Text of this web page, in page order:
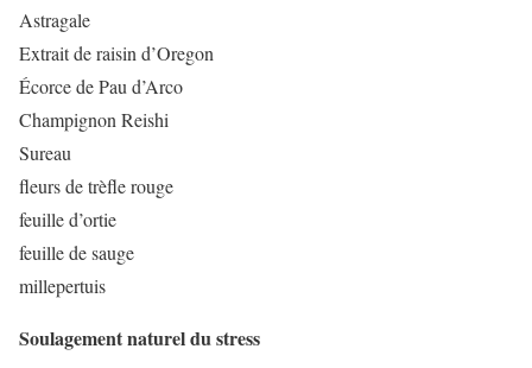
Astragale
Extrait de raisin d’Oregon
Écorce de Pau d’Arco
Champignon Reishi
Sureau
fleurs de trèfle rouge
feuille d’ortie
feuille de sauge
millepertuis
Soulagement naturel du stress